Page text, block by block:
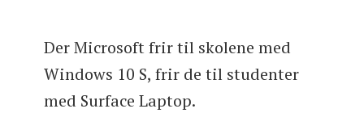
Der Microsoft frir til skolene med
Windows 10 S, frir de til studenter
med Surface Laptop.